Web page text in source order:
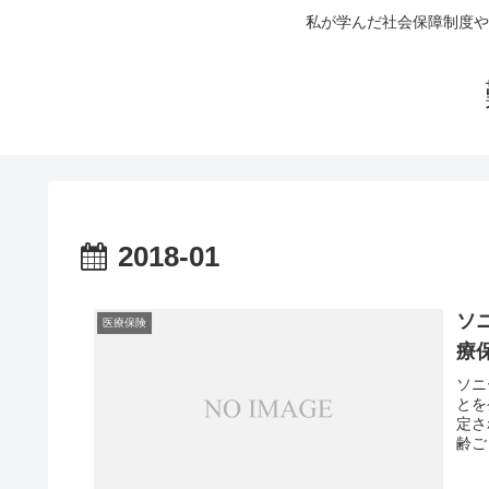
私が学んだ社会保障制度
2018-01
医療保険
ソ
療
ソ
と
定
齢